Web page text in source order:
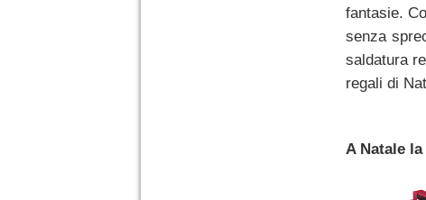
fantasie.
senza
saldatura
regali di
A Natale